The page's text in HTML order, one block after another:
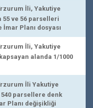
İli, Yakutiye
ve 56 parselleri
Planı dosyası
İli, Yakutiye
alanda 1/1000
İli Yakutiye
parsellere denk
Planı değişikliği